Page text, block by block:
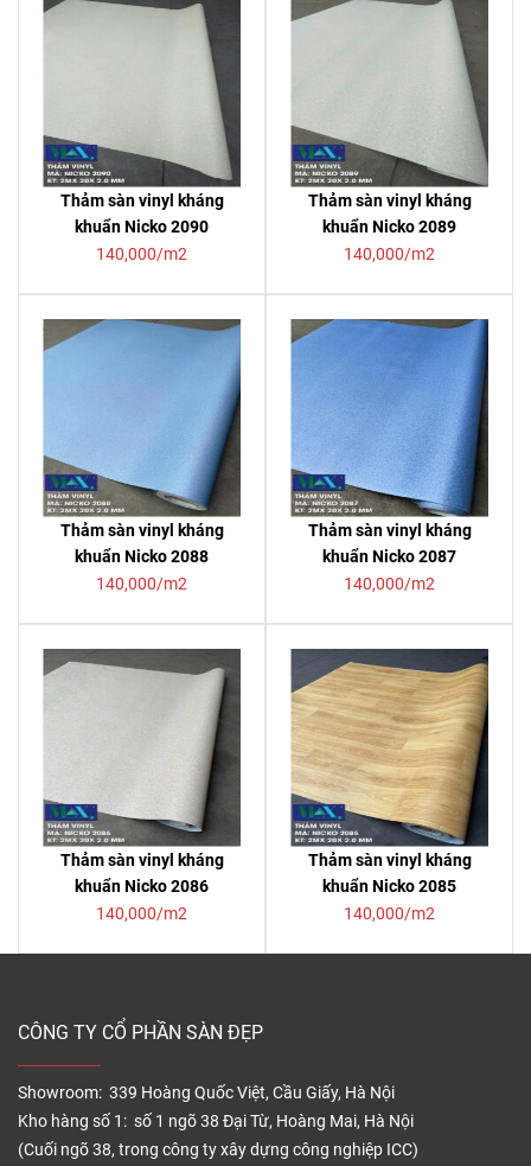
Thảm sàn vinyl kháng
khuẩn Nicko 2090
140,000/m2
Thảm sàn vinyl kháng
khuẩn Nicko 2089
140,000/m2
Thảm sàn vinyl kháng
khuẩn Nicko 2088
140,000/m2
Thảm sàn vinyl kháng
khuẩn Nicko 2087
140,000/m2
Thảm sàn vinyl kháng
khuẩn Nicko 2086
140,000/m2
Thảm sàn vinyl kháng
khuẩn Nicko 2085
140,000/m2
CÔNG TY CỔ PHẦN SÀN ĐẸP
Showroom: 339 Hoàng Quốc Việt, Cầu Giấy, Hà Nội
Kho hàng số 1: số 1 ngõ 38 Đại Từ, Hoàng Mai, Hà Nội
(Cuối ngõ 38, trong công ty xây dựng công nghiệp ICC)